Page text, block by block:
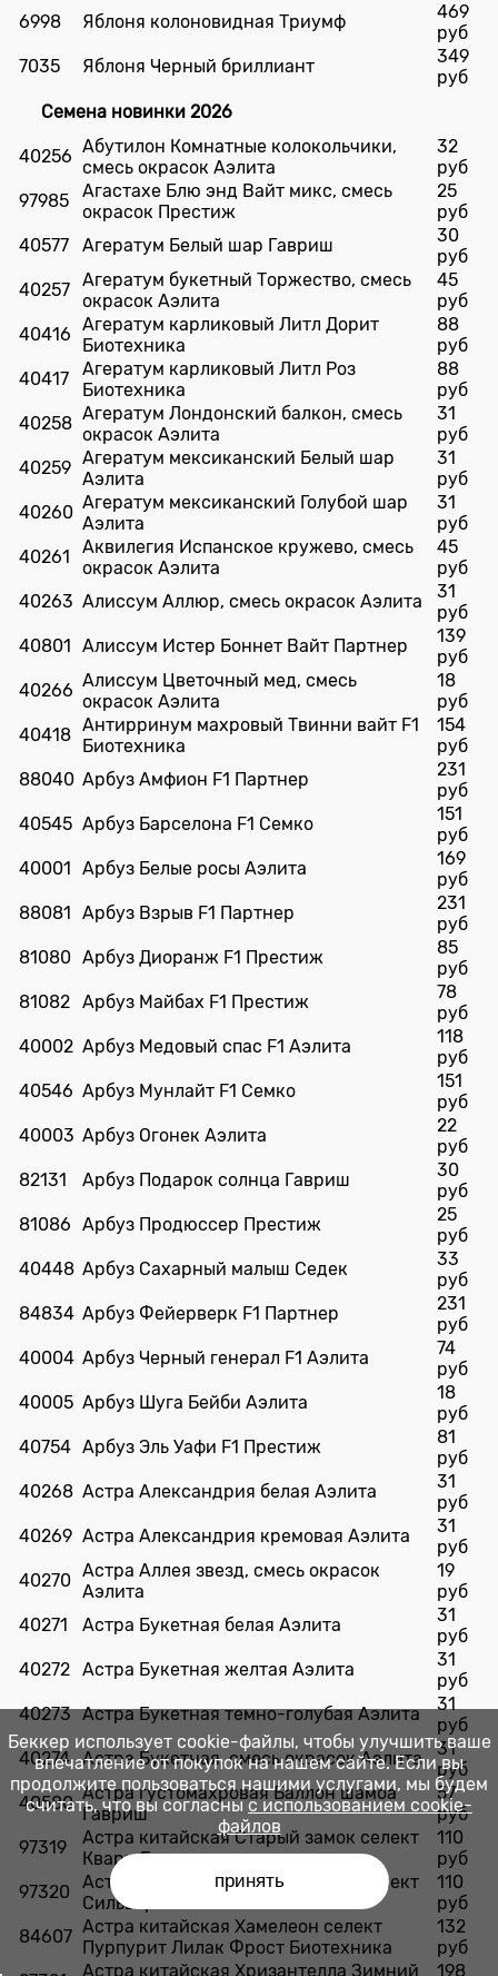
6998
Яблоня колоновидная Триумф
469
руб
7035
Яблоня Черный бриллиант
349
руб
Семена новинки 2026
40256 Абутилон Комнатные колокольчики,
смесь окрасок Аэлита
32
руб
97985
Агастахе Блю энд Вайт микс, смесь
окрасок Престиж
25
руб
40577
Агератум Белый шар Гавриш
30
руб
40257 Агератум букетный Торжество, смесь
окрасок Аэлита
45
руб
40416 Агератум карликовый Литл Дорит
Биотехника
88
руб
40417
Агератум карликовый Литл Роз
Биотехника
88
руб
40258 Агератум Лондонский балкон, смесь
окрасок Аэлита
31
руб
40259 Агератум мексиканский Белый шар
Аэлита
31
руб
40260 Агератум мексиканский Голубой шар
Аэлита
31
руб
40261
Аквилегия Испанское кружево, смесь
окрасок Аэлита
45
руб
40263 Алиссум Аллюр, смесь окрасок Аэлита
31
руб
40801 Алиссум Истер Боннет Вайт Партнер
139
руб
40266 Алиссум Цветочный мед, смесь
окрасок Аэлита
18
руб
40418 Антирринум махровый Твинни вайт F1
Биотехника
154
руб
88040 Арбуз Амфион F1 Партнер
231
руб
40545 Арбуз Барселона F1 Семко
151
руб
40001 Арбуз Белые росы Аэлита
169
руб
88081 Арбуз Взрыв F1 Партнер
231
руб
81080 Арбуз Диоранж F1 Престиж
85
руб
81082 Арбуз Майбах F1 Престиж
78
руб
40002 Арбуз Медовый спас F1 Аэлита
118
руб
40546 Арбуз Мунлайт F1 Семко
151
руб
40003 Арбуз Огонек Аэлита
22
руб
82131
Арбуз Подарок солнца Гавриш
30
руб
81086 Арбуз Продюссер Престиж
25
руб
40448 Арбуз Сахарный малыш Седек
33
руб
84834 Арбуз Фейерверк F1 Партнер
231
руб
40004 Арбуз Черный генерал F1 Аэлита
74
руб
40005 Арбуз Шуга Бейби Аэлита
18
руб
40754 Арбуз Эль Уафи F1 Престиж
81
руб
40268 Астра Александрия белая Аэлита
31
руб
40269 Астра Александрия кремовая Аэлита
31
руб
40270 Астра Аллея звезд, смесь окрасок
Аэлита
19
руб
40271
Астра Букетная белая Аэлита
31
руб
40272 Астра Букетная желтая Аэлита
31
руб
40273 Астра Букетная темно-голубая Аэлита
31
руб
40274 Астра Букетная, смесь окрасок Аэлита
31
руб
40580 Астра густомахровая Баллон шамоа
Гавриш
57
руб
97319
Астра китайская Старый замок селект
Кварц Биотехника
110
руб
97320
Астра китайская Старый замок селект
Сильвер Биотехника
110
руб
84607 Астра китайская Хамелеон селект
Пурпурит Лилак Фрост Биотехника
132
руб
Астра китайская Хризантелла Зимний 198
Беккер использует cookie-файлы, чтобы улучшить ваше
впечатление от покупок на нашем сайте. Если вы
продолжите пользоваться нашими услугами, мы будем
считать, что вы согласны с использованием cookie-
файлов
принять